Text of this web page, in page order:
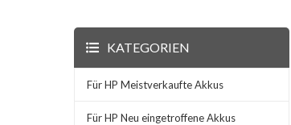
KATEGORIEN
Für HP Meistverkaufte Akkus
Für HP Neu eingetroffene Akkus